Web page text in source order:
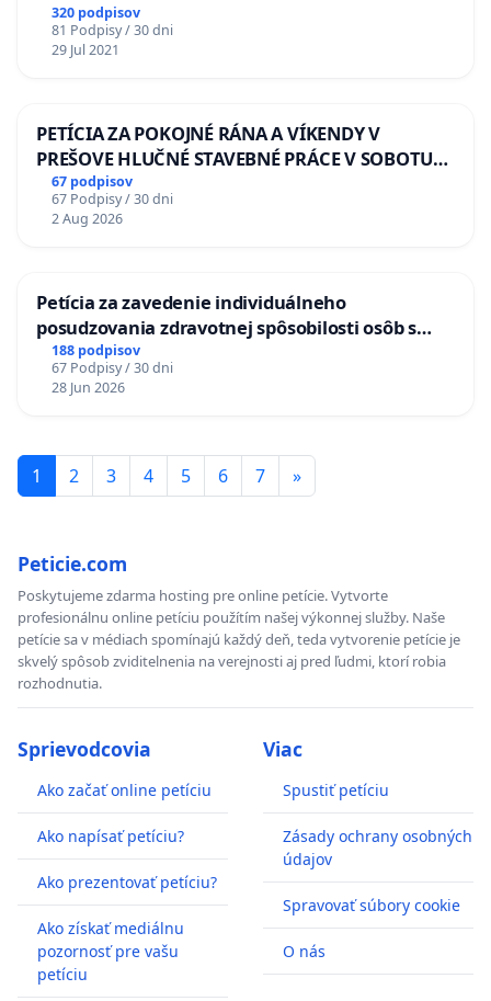
320 podpisov
81 Podpisy / 30 dni
29 Jul 2021
PETÍCIA ZA POKOJNÉ RÁNA A VÍKENDY V
PREŠOVE HLUČNÉ STAVEBNÉ PRÁCE V SOBOTU
LEN OD 9.00 DO 13.00 HOD., CEZ PRACOVNÝ
TÝŽDEŇ CIEĽ 8.00 – 18.00 HOD. A PRAVIDELNÁ
KONTROLA STAVBY C-AREA NA
67 podpisov
67 Podpisy / 30 dni
2 Aug 2026
Petícia za zavedenie individuálneho
posudzovania zdravotnej spôsobilosti osôb s
diabetom 1. a 2. typu pri prijímaní do
Policajného zboru SR
188 podpisov
67 Podpisy / 30 dni
28 Jun 2026
1 2 3 4 5 6 7 »
Peticie.com
Poskytujeme zdarma hosting pre online petície. Vytvorte
profesionálnu online petíciu použítím našej výkonnej služby. Naše
petície sa v médiach spomínajú každý deň, teda vytvorenie petície je
skvelý spôsob zviditelnenia na verejnosti aj pred ľudmi, ktorí robia
rozhodnutia.
Sprievodcovia
Ako začať online petíciu
Ako napísať petíciu?
Ako prezentovať petíciu?
Ako získať mediálnu
pozornosť pre vašu
petíciu
Viac
Spustiť petíciu
Zásady ochrany osobných
údajov
Spravovať súbory cookie
O nás